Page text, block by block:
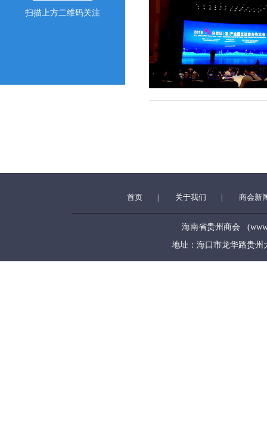
扫描上方二维码关注
首页 关于我们 商会新
海南省贵州商会
地址：海口市龙华路贵州